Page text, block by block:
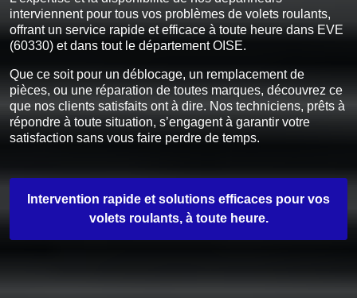
interviennent pour tous vos problèmes de volets roulants,
offrant un service rapide et efficace à toute heure dans EVE
(60330) et dans tout le département OISE.
Que ce soit pour un déblocage, un remplacement de
pièces, ou une réparation de toutes marques, découvrez ce
que nos clients satisfaits ont à dire. Nos techniciens, prêts à
répondre à toute situation, s’engagent à garantir votre
satisfaction sans vous faire perdre de temps.
Intervention rapide et solutions efficaces pour vos
volets roulants, à toute heure.